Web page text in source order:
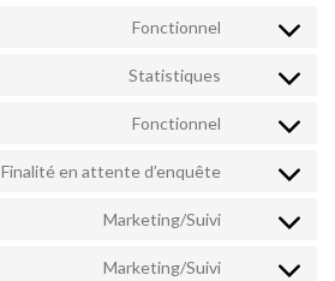
Fonctionnel
Statistiques
Fonctionnel
Finalité en attente d’enquête
Marketing/Suivi
Marketing/Suivi